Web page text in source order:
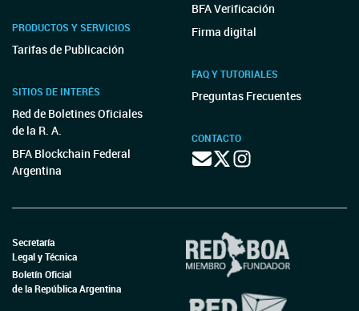
PRODUCTOS Y SERVICIOS
Tarifas de Publicación
SITIOS DE INTERÉS
Red de Boletines Oficiales
de la R. A.
BFA Blockchain Federal
Argentina
BFA Verificación
Firma digital
FAQ Y TUTORIALES
Preguntas Frecuentes
CONTACTO
Secretaría
Legal y Técnica
Boletín Oficial
de la República Argentina